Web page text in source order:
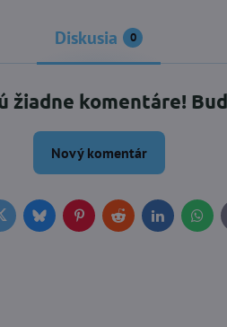
Diskusia 0
žiadne komentáre!
Nový komentár
BlueskyPinterestRedditLinkedIn